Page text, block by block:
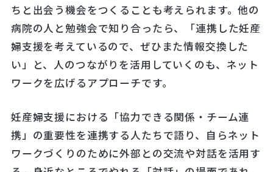
ちと出会う機会をつくることも考えられます。他の
病院の人と勉強会で知り合ったら、「連携した妊産
婦支援を考えているので、ぜひまた情報交換した
い」と、人のつながりを活用していくのも、ネット
ワークを広げるアプローチです。
妊産婦支援における「協力できる関係・チーム連
携」の重要性を連携する人たちで語り、自らネット
ワークづくりのために外部との交流や対話を活用す